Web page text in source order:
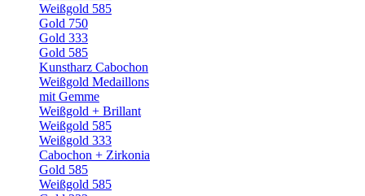
Weißgold 585
Gold 750
Gold 333
Gold 585
Kunstharz Cabochon
Weißgold Medaillons
mit Gemme
Weißgold + Brillant
Weißgold 585
Weißgold 333
Cabochon + Zirkonia
Gold 585
Weißgold 585